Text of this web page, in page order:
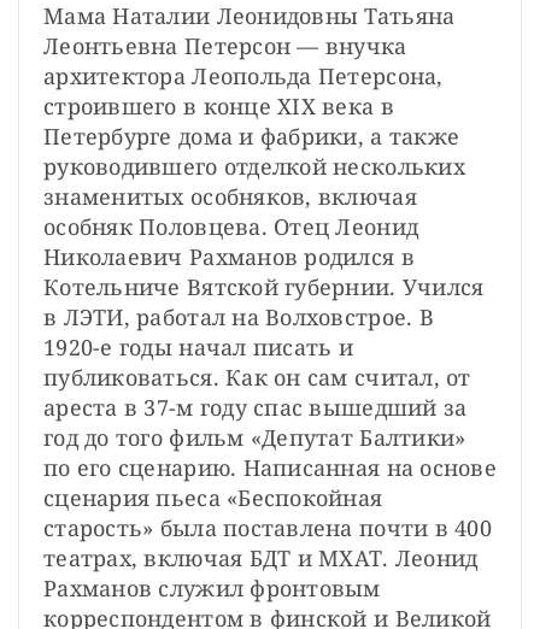
Мама Наталии Леонидовны Татьяна
Леонтьевна Петерсон — внучка
архитектора Леопольда Петерсона,
строившего в конце XIX века в
Петербурге дома и фабрики, а также
руководившего отделкой нескольких
знаменитых особняков, включая
особняк Половцева. Отец Леонид
Николаевич Рахманов родился в
Котельниче Вятской губернии. Учился
в ЛЭТИ, работал на Волховстрое. В
1920-е годы начал писать и
публиковаться. Как он сам считал, от
ареста в 37-м году спас вышедший за
год до того фильм «Депутат Балтики»
по его сценарию. Написанная на основе
сценария пьеса «Беспокойная
старость» была поставлена почти в 400
театрах, включая БДТ и МХАТ. Леонид
Рахманов служил фронтовым
корреспондентом в финской и Великой